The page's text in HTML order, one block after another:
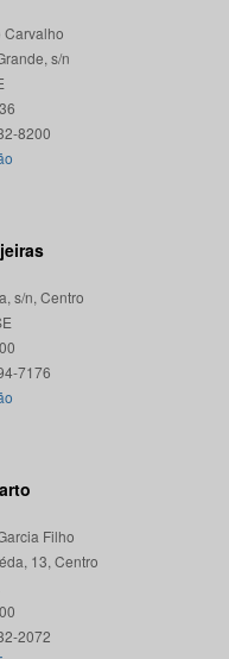
Carvalho
s/n
s/n, Centro
Filho
13, Centro